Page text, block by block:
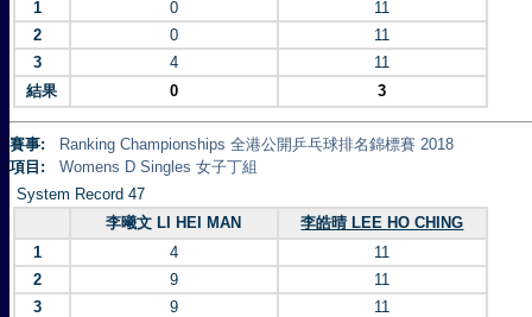
1 0
11
2
0
11
3
4
11
結果
0 3
賽事:
Ranking Championships 全港公開乒乓球排名錦標賽 2018
項目:
Womens D Singles 女子丁組
System Record 47
李曦文 LI HEI MAN
李皓晴 LEE HO CHING
1
4
11
2
9
11
3
9
11